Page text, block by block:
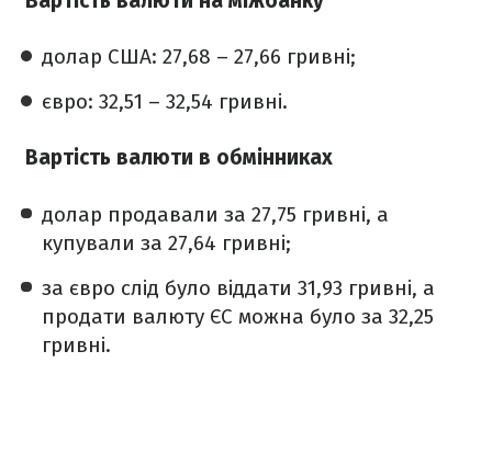
долар США: 27,68 – 27,66 гривні;
євро: 32,51 – 32,54 гривні.
Вартість валюти в обмінниках
долар продавали за 27,75 гривні, а
купували за 27,64 гривні;
за євро слід було віддати 31,93 гривні, а
продати валюту ЄС можна було за 32,25
гривні.